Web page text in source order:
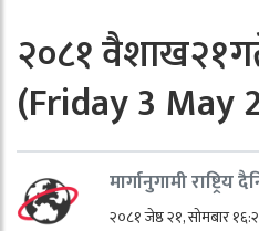
२०८१
(Friday 3 May
मार्गानुगामी राष्ट्रिय
२०८१ जेष्ठ २१, सोमबार